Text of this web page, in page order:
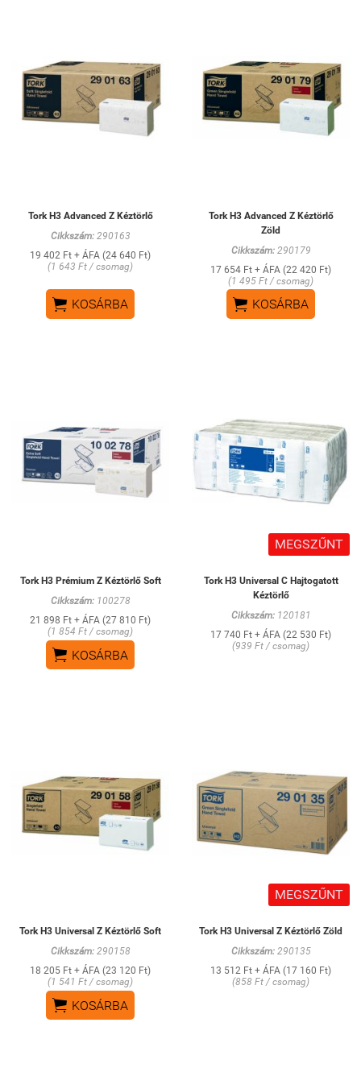
Tork H3 Advanced Z Kéztörlő
Cikkszám:290163
19 402 Ft + ÁFA (24 640 Ft)
(1 643 Ft / csomag)
 KOSÁRBA
Tork H3 Advanced Z Kéztörlő
Zöld
Cikkszám:290179
17 654 Ft + ÁFA (22 420 Ft)
(1 495 Ft / csomag)
 KOSÁRBA
Tork H3 Prémium Z Kéztörlő Soft
Cikkszám:100278
21 898 Ft + ÁFA (27 810 Ft)
(1 854 Ft / csomag)
 KOSÁRBA
MEGSZŰNT
Tork H3 Universal C Hajtogatott
Kéztörlő
Cikkszám:120181
17 740 Ft + ÁFA (22 530 Ft)
(939 Ft / csomag)
Tork H3 Universal Z Kéztörlő Soft
Cikkszám:290158
18 205 Ft + ÁFA (23 120 Ft)
(1 541 Ft / csomag)
 KOSÁRBA
MEGSZŰNT
Tork H3 Universal Z Kéztörlő Zöld
Cikkszám:290135
13 512 Ft + ÁFA (17 160 Ft)
(858 Ft / csomag)